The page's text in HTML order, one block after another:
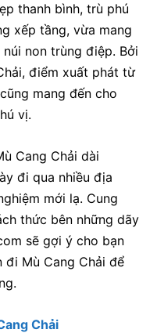
thanh bình, trù phú
xếp tầng, vừa mang
non trùng điệp. Bởi
điểm xuất phát từ
mang đến cho
vị.
Cang Chải dài
đi qua nhiều địa
mới lạ. Cung
thức bên những dãy
sẽ gợi ý cho bạn
đi Mù Cang Chải để
Chải